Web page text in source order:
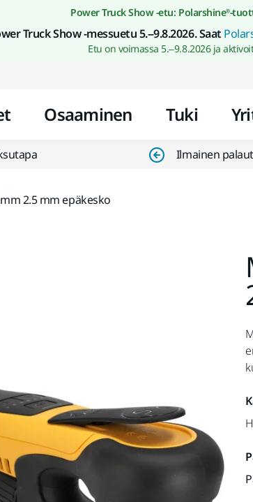
Power Truck Show -etu: Polarshine®-
Truck Show -messuetu 5.–9.8.2026. Saat
Etu on voimassa 5.–9.8.2026 ja
Osaaminen Tuki
Ilmainen
2.5 mm epäkesko